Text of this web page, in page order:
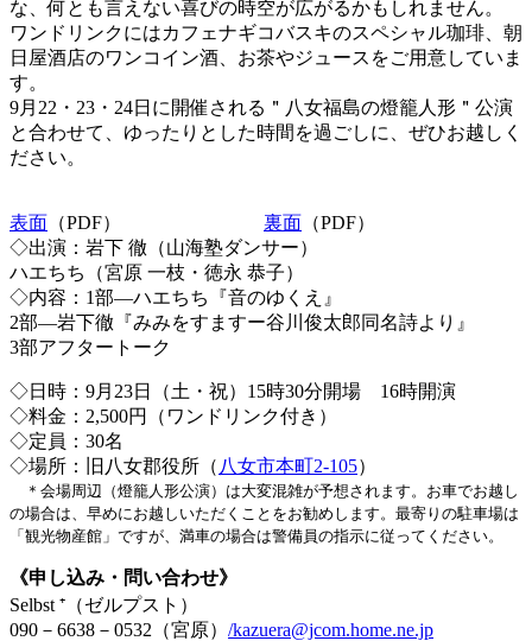
な、何とも言えない喜びの時空が広がるかもしれません。
ワンドリンクにはカフェナギコバスキのスペシャル珈琲、朝
日屋酒店のワンコイン酒、お茶やジュースをご用意していま
す。
9月22・23・24日に開催される＂八女福島の燈籠人形＂公演
と合わせて、ゆったりとした時間を過ごしに、ぜひお越しく
ださい。
表面 （PDF） 裏面 （PDF）
◇出演：岩下 徹（山海塾ダンサー）
ハエちち（宮原 一枝・徳永 恭子）
◇内容：1部―ハエちち『音のゆくえ』
2部―岩下徹『みみをすますー谷川俊太郎同名詩より』
3部アフタートーク
◇日時：9月23日（土・祝）15時30分開場 16時開演
◇料金：2,500円（ワンドリンク付き）
◇定員：30名
◇場所：旧八女郡役所（ 八女市本町2-105）
＊会場周辺（燈籠人形公演）は大変混雑が予想されます。お車でお越し
の場合は、早めにお越しいただくことをお勧めします。最寄りの駐車場は
「観光物産館」ですが、満車の場合は警備員の指示に従ってください。
《申し込み・問い合わせ》
Selbst ⁺（ゼルプスト）
090－6638－0532（宮原） /kazuera@jcom.home.ne.jp